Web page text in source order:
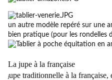
un autre modèle repéré sur une
bien pratique (pour les rondelles
La jupe à la française
jupe traditionnelle à la